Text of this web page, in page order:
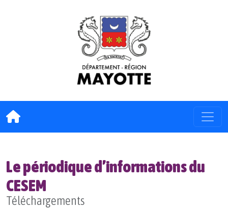
Le périodique d’informations du
CESEM
Téléchargements